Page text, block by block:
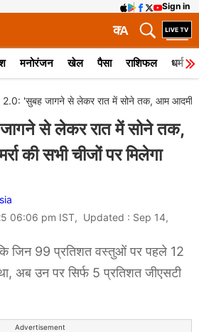
Sign in
A
क
मनोरंजन खेल पैसा राशिफल धर्म
'सुबह जागने से लेकर रात में सोने तक, आम आदमी को
से लेकर रात में सोने तक,
की सभी चीजों पर मिलेगा
06:06 pm IST, Updated : Sep 14,
कि जिन 99 प्रतिशत वस्तुओं पर पहले 12
अब उन पर सिर्फ 5 प्रतिशत जीएसटी
Advertisement